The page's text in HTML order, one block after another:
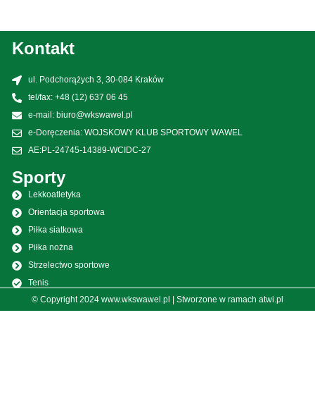
Kontakt
ul. Podchorążych 3, 30-084 Kraków
tel/fax: +48 (12) 637 06 45
e-mail: biuro@wkswawel.pl
e-Doręczenia: WOJSKOWY KLUB SPORTOWY WAWEL
AE:PL-24745-14389-WCIDC-27
Sporty
Lekkoatletyka
Orientacja sportowa
Piłka siatkowa
Piłka nożna
Strzelectwo sportowe
Tenis
Spadochroniarstwo
© Copyright 2024 www.wkswawel.pl | Stworzone w ramach atwi.pl